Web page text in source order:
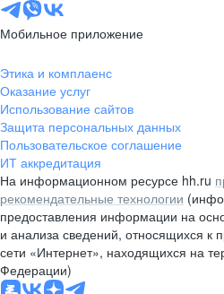
Мобильное приложение
Этика и комплаенс
Оказание услуг
Использование сайтов
Защита персональных данных
Пользовательское соглашение
ИТ аккредитация
На информационном ресурсе hh.ru
рекомендательные технологии
предоставления информации на
и анализа сведений, относящихся к
сети «Интернет», находящихся на
Федерации)